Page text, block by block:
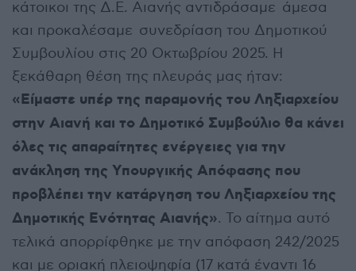
κάτοικοι της Δ.Ε. Αιανής αντιδράσαμε άμεσα
και προκαλέσαμε συνεδρίαση του Δημοτικού
Συμβουλίου στις 20 Οκτωβρίου 2025. Η
ξεκάθαρη θέση της πλευράς μας ήταν:
«Είμαστε υπέρ της παραμονής του Ληξιαρχείου
στην Αιανή και το Δημοτικό Συμβούλιο θα κάνει
όλες τις απαραίτητες ενέργειες για την
ανάκληση της Υπουργικής Απόφασης που
προβλέπει την κατάργηση του Ληξιαρχείου της
Δημοτικής Ενότητας Αιανής». Το αίτημα αυτό
τελικά απορρίφθηκε με την απόφαση 242/2025
και με οριακή πλειοψηφία (17 κατά έναντι 16